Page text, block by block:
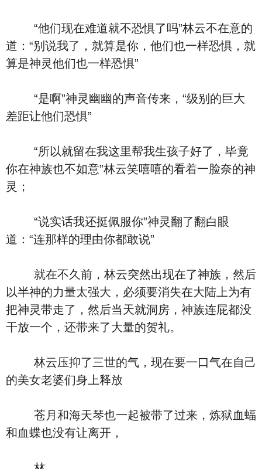
“他们现在难道就不恐惧了吗”林云不在意的
道：“别说我了，就算是你，他们也一样恐惧，就
算是神灵他们也一样恐惧”
“是啊”神灵幽幽的声音传来，“级别的巨大
差距让他们恐惧”
“所以就留在我这里帮我生孩子好了，毕竟
你在神族也不如意”林云笑嘻嘻的看着一脸奈的神
灵；
“说实话我还挺佩服你”神灵翻了翻白眼
道：“连那样的理由你都敢说”
就在不久前，林云突然出现在了神族，然后
以半神的力量太强大，必须要消失在大陆上为有
把神灵带走了，然后当天就洞房，神族连屁都没
干放一个，还带来了大量的贺礼。
林云压抑了三世的气，现在要一口气在自己
的美女老婆们身上释放
苍月和海天琴也一起被带了过来，炼狱血蝠
和血蝶也没有让离开，